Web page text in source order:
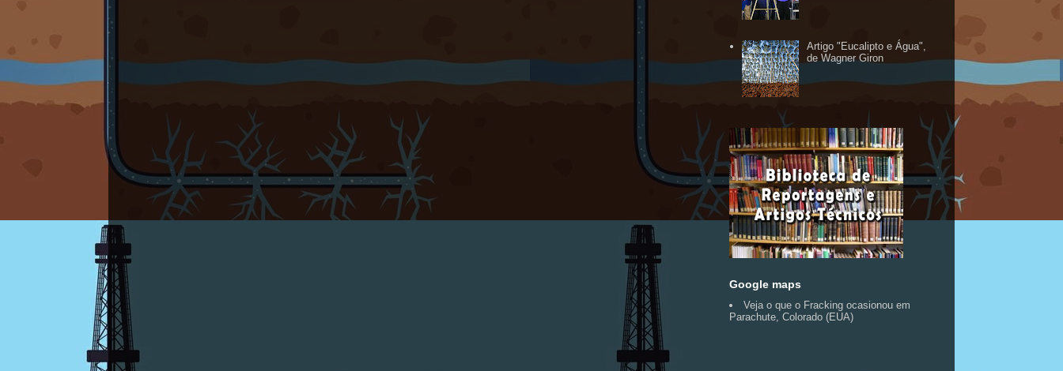
Artigo "Eucalipto e Água",
de Wagner Giron
Google maps
Veja o que o Fracking ocasionou em
Parachute, Colorado (EUA)